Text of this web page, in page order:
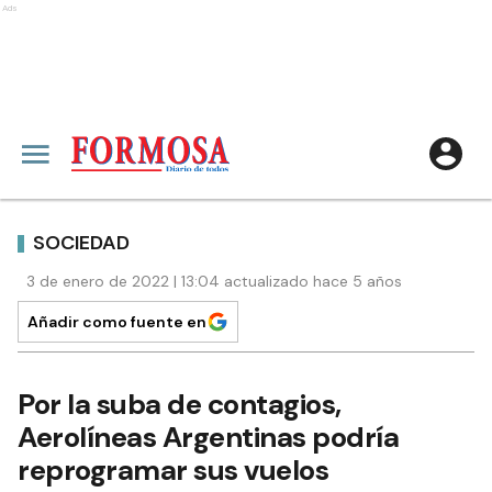
Ads
SOCIEDAD
3 de enero de 2022 | 13:04 actualizado hace 5 años
Añadir como fuente en
Por la suba de contagios,
Aerolíneas Argentinas podría
reprogramar sus vuelos